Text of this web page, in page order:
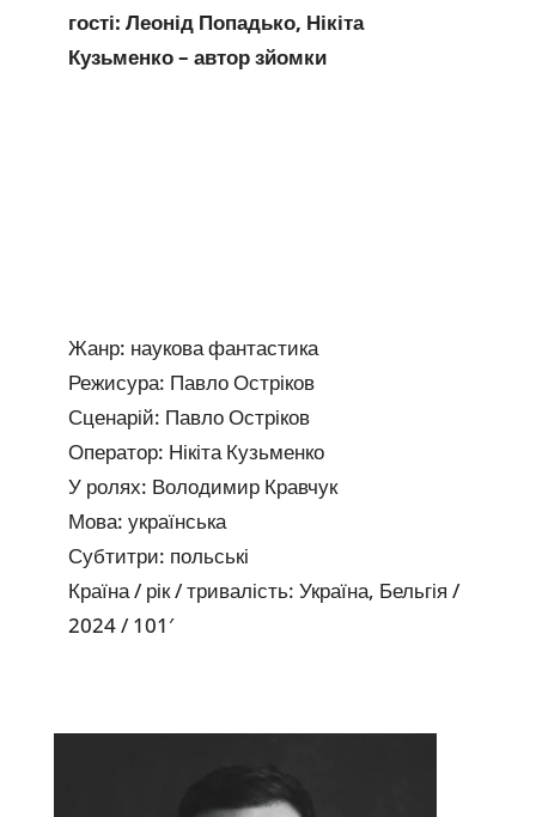
гості: Леонід Попадько, Нікіта
Кузьменко – автор зйомки
Жанр: наукова фантастика
Режисура: Павло Остріков
Сценарій: Павло Остріков
Оператор: Нікіта Кузьменко
У ролях: Володимир Кравчук
Мова: українська
Субтитри: польські
Країна / рік / тривалість: Україна, Бельгія /
2024 / 101′